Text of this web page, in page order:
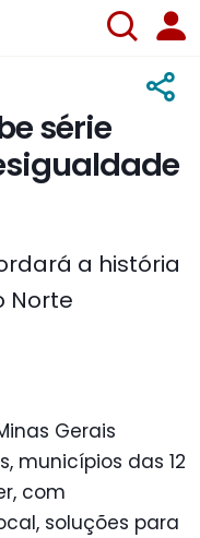
série
a história
Norte
Gerais
municípios das 12
com
soluções para